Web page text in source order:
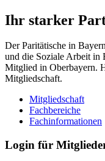
Ihr starker
Der Paritätische in
und die Soziale Arbeit in
Mitglied in Oberbayern.
Mitgliedschaft.
Mitgliedschaft
Fachbereiche
Fachinformationen
Login für